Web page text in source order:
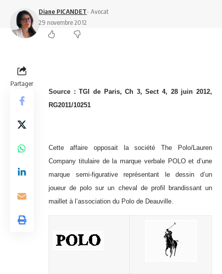
Diane PICANDET- Avocat
29 novembre 2012
Partager
Source : TGI de Paris, Ch 3, Sect 4, 28 juin 2012,
RG2011/10251
Cette affaire opposait la société The Polo/Lauren
Company titulaire de la marque verbale POLO et d’une
marque semi-figurative représentant le dessin d’un
joueur de polo sur un cheval de profil brandissant un
maillet à l’association du Polo de Deauville.